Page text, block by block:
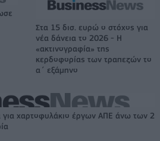
Στα 15 δισ. ευρώ ο στόχος για
νέα δάνεια το 2026 - Η
«ακτινογραφία» της
κερδοφορίας των τραπεζών το
α΄ εξάμηνο
χαρτοφυλάκιο έργων ΑΠΕ άνω των 2